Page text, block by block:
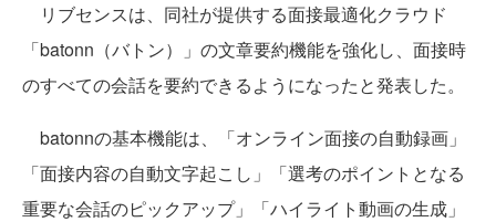
リブセンスは、同社が提供する面接最適化クラウド
「batonn（バトン）」の文章要約機能を強化し、面接時
のすべての会話を要約できるようになったと発表した。
batonnの基本機能は、「オンライン面接の自動録画」
「面接内容の自動文字起こし」「選考のポイントとなる
重要な会話のピックアップ」「ハイライト動画の生成」